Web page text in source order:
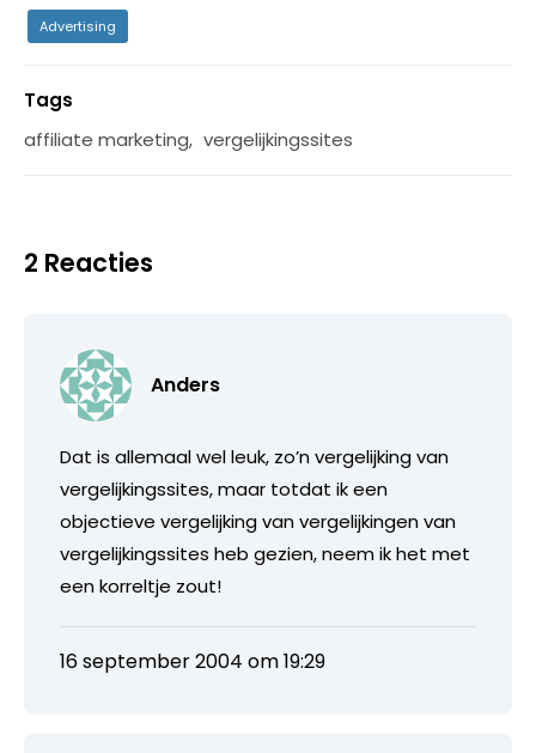
Advertising
Tags
affiliate marketing, vergelijkingssites
2 Reacties
Anders
Dat is allemaal wel leuk, zo’n vergelijking van
vergelijkingssites, maar totdat ik een
objectieve vergelijking van vergelijkingen van
vergelijkingssites heb gezien, neem ik het met
een korreltje zout!
16 september 2004 om 19:29